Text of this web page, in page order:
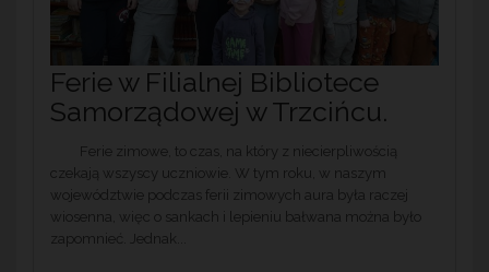
Ferie w Filialnej Bibliotece
Samorządowej w Trzcińcu.
Ferie zimowe, to czas, na który z niecierpliwością
czekają wszyscy uczniowie. W tym roku, w naszym
województwie podczas ferii zimowych aura była raczej
wiosenna, więc o sankach i lepieniu bałwana można było
zapomnieć. Jednak...